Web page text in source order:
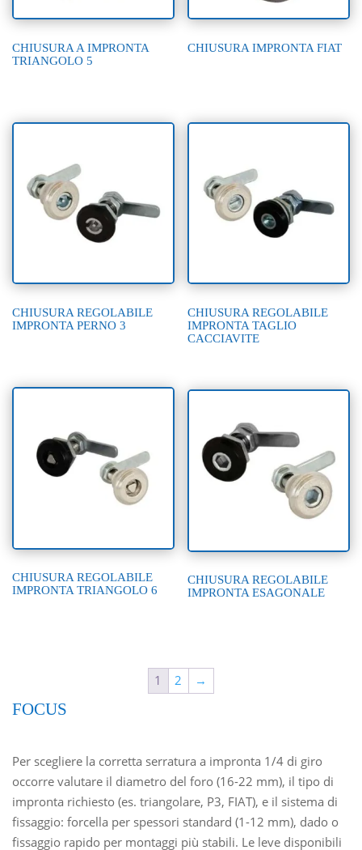
CHIUSURA A IMPRONTA
TRIANGOLO 5
CHIUSURA IMPRONTA FIAT
CHIUSURA REGOLABILE
IMPRONTA PERNO 3
CHIUSURA REGOLABILE
IMPRONTA TAGLIO
CACCIAVITE
CHIUSURA REGOLABILE
IMPRONTA TRIANGOLO 6
CHIUSURA REGOLABILE
IMPRONTA ESAGONALE
1 2 →
FOCUS
Per scegliere la corretta serratura a impronta 1/4 di giro
occorre valutare il diametro del foro (16-22 mm), il tipo di
impronta richiesto (es. triangolare, P3, FIAT), e il sistema di
fissaggio: forcella per spessori standard (1-12 mm), dado o
fissaggio rapido per montaggi più stabili. Le leve disponibili